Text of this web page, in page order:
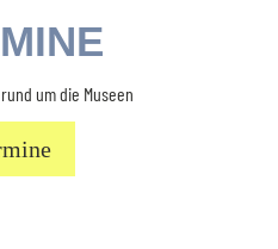
um die Museen